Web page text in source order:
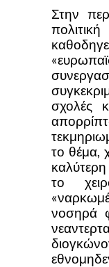
Στην
σχολές
το θέμα,
το
νοσηρά